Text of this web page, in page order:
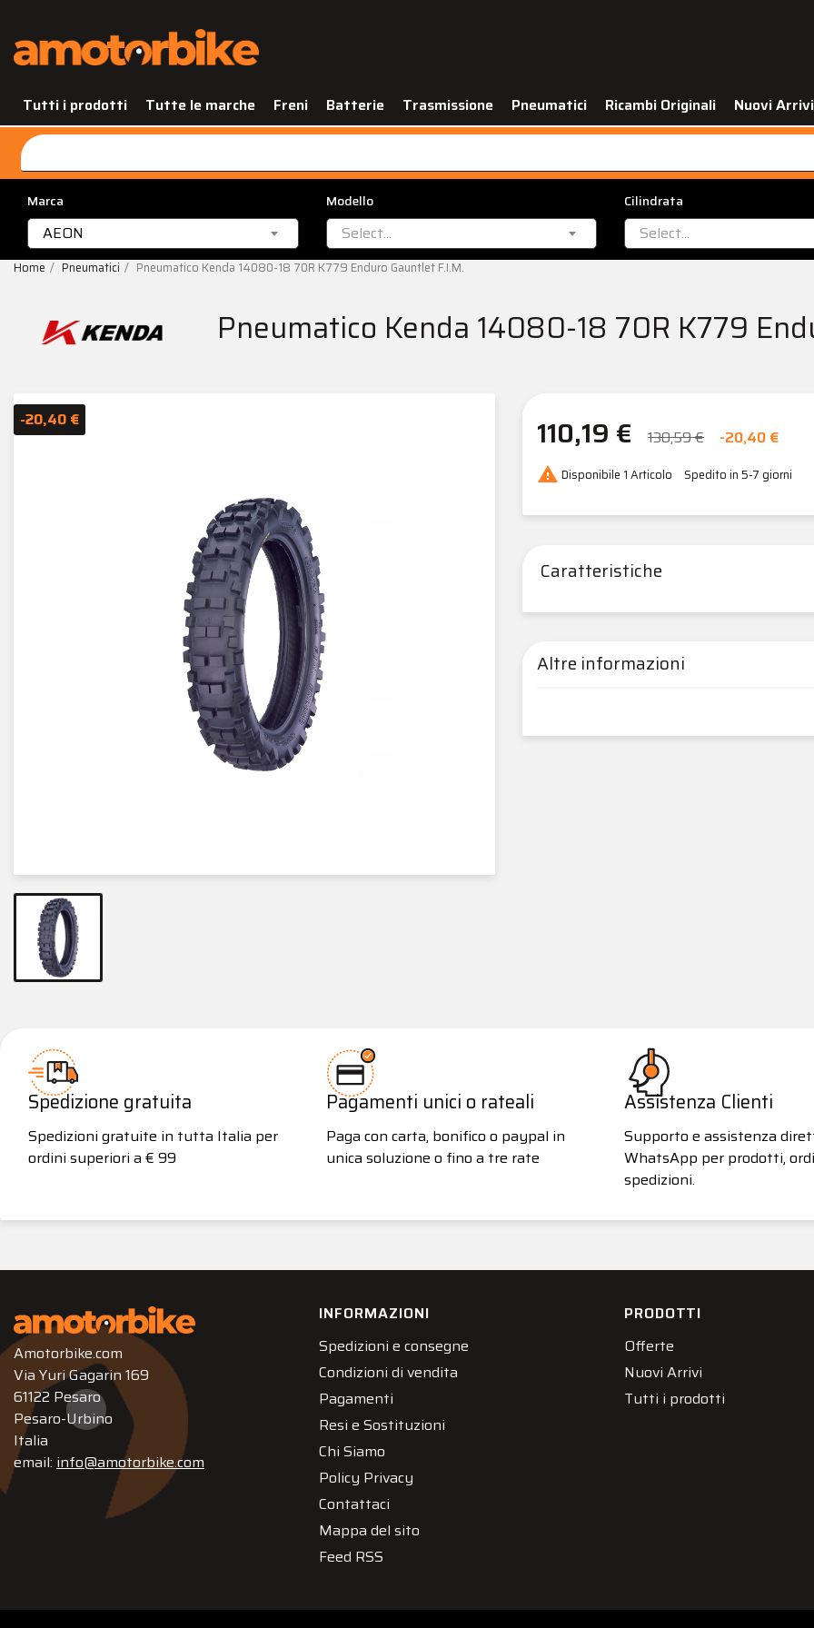
Tutti i prodotti Tutte le marche Freni Batterie Trasmissione Pneumatici Ricambi Originali Nuovi Arrivi
Marca
AEON
Modello
Select...
Cilindrata
Select...
Home Pneumatici Pneumatico Kenda 14080-18 70R K779 Enduro Gauntlet F.I.M.
Pneumatico Kenda 14080-18 70R K779
-20,40 € 110,19 € 130,59 € -20,40 €
 Disponibile 1 Articolo Spedito in 5-7 giorni
Caratteristiche
Altre informazioni
Spedizione gratuita
Spedizioni gratuite in tutta Italia per
ordini superiori a € 99
Pagamenti unici o rateali
Paga con carta, bonifico o paypal in
unica soluzione o fino a tre rate
Assistenza Clienti
Supporto e assistenza
WhatsApp per prodotti,
spedizioni.
Amotorbike.com
Via Yuri Gagarin 169
61122 Pesaro
Pesaro-Urbino
Italia
email: info@amotorbike.com
INFORMAZIONI
Spedizioni e consegne
Condizioni di vendita
Pagamenti
Resi e Sostituzioni
Chi Siamo
Policy Privacy
Contattaci
Mappa del sito
Feed RSS
PRODOTTI
Offerte
Nuovi Arrivi
Tutti i prodotti